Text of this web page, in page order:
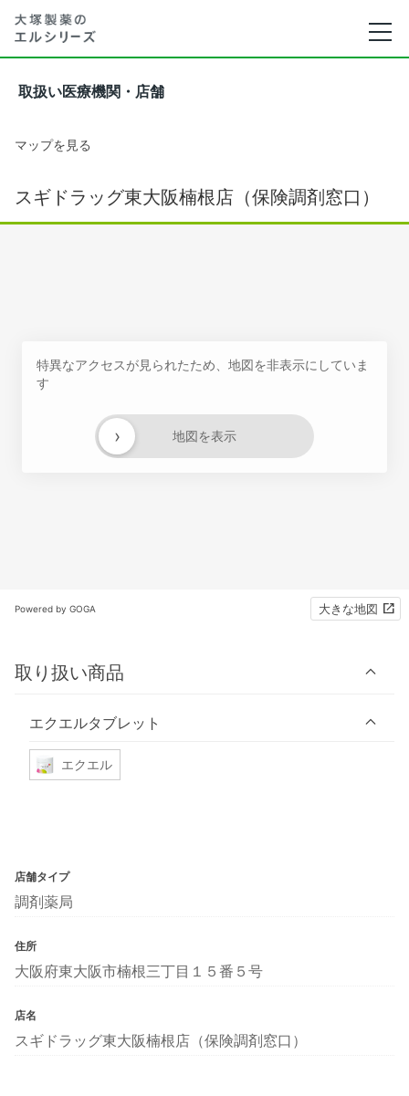
取扱い医療機関・店舗
マップを見る
スギドラッグ東大阪楠根店（保険調剤窓口）
特異なアクセスが見られたため、地図を非表示にしていま
す
地図を表示
›
Powered by GOGA 大きな地図
取り扱い商品
エクエルタブレット
エクエル
店舗タイプ
調剤薬局
住所
大阪府東大阪市楠根三丁目１５番５号
店名
スギドラッグ東大阪楠根店（保険調剤窓口）